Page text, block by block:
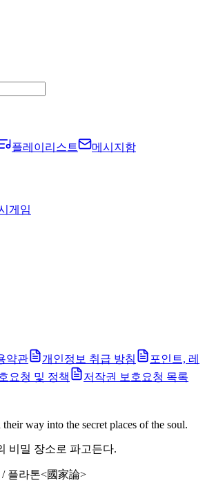
플레이리스트 메시지함
게임
약관 개인정보 취급 방침
포인트, 레
요청 및 정책 저작권 보호요청 목록
way into the secret places of the soul.
비밀 장소로 파고든다.
/ 플라톤<國家論>